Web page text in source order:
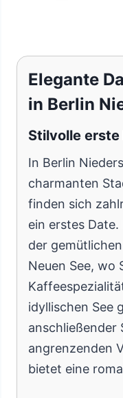
Elegante
in Berlin
Stilvolle
In Berlin
charmanten
finden sich
ein erstes
der
Neuen See, wo
idyllischen See
anschließender
angrenzenden
bietet eine